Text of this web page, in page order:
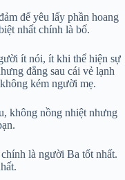
để yêu lấy phần hoang
nhất chính là bố.
ít nói, ít khi thể hiện sự
đằng sau cái vẻ lạnh
kém người mẹ.
không nồng nhiệt nhưng
là người Ba tốt nhất.